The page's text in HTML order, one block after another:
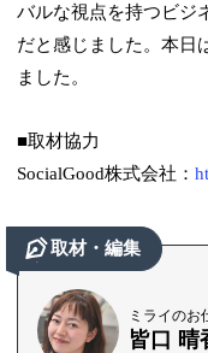
バルな視点を持つビジ
だと感じました。本日
ました。
■取材協力
SocialGood株式会社：
取材・編集
ミライのお
皆口 晴